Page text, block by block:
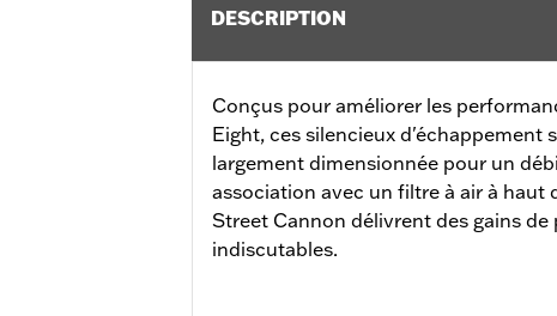
DESCRIPTION
Conçus pour améliorer les
Eight, ces silencieux d'échappement
largement dimensionnée pour un
association avec un filtre à air à haut
Street Cannon délivrent des gains
indiscutables.